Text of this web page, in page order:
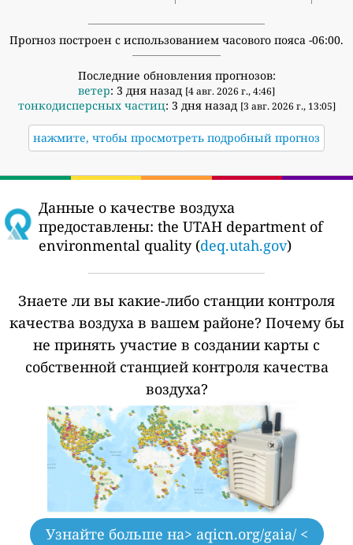
Прогноз построен с использованием часового пояса -06:00.
Последние обновления прогнозов:
ветер: 3 дня назад [4 авг. 2026 г., 4:46]
тонкодисперсных частиц: 3 дня назад [3 авг. 2026 г., 13:05]
нажмите, чтобы просмотреть подробный прогноз
Данные о качестве воздуха
предоставлены: the UTAH department of
environmental quality (deq.utah.gov)
Знаете ли вы какие-либо станции контроля
качества воздуха в вашем районе? Почему бы
не принять участие в создании карты с
собственной станцией контроля качества
воздуха?
Узнайте больше на> aqicn.org/gaia/ <